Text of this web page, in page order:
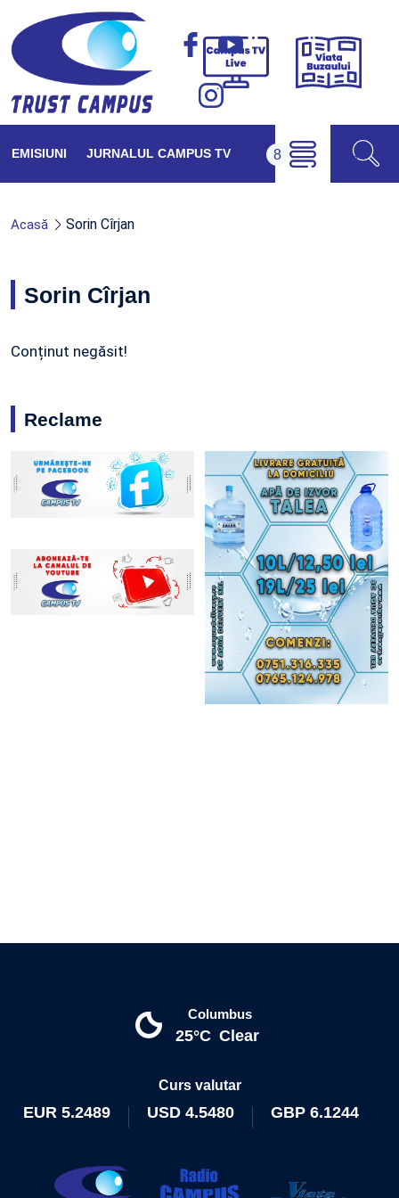
Campus
Viața
EMISIUNI JURNALUL CAMPUS TV
Acasă Sorin Cîrjan
Sorin Cîrjan
Conținut negăsit!
Reclame
Columbus
25°C Clear
Curs valutar
EUR 5.2489 USD 4.5480 GBP 6.1244